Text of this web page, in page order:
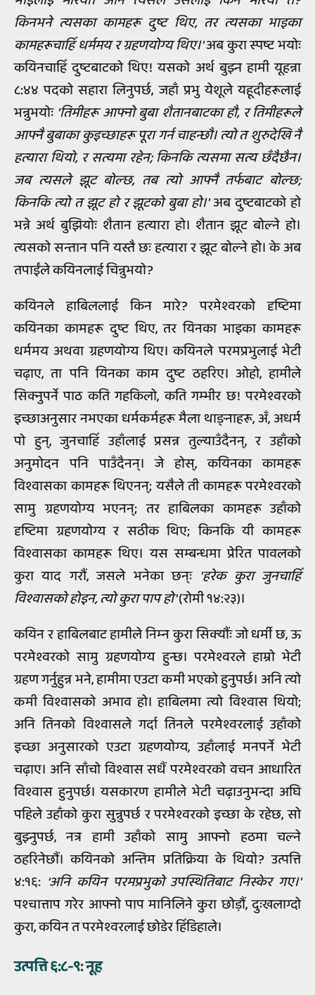
किनभने त्यसका कामहरू दुष्ट थिए, तर त्यसका भाइका
कामहरूचाहिँ धर्ममय र ग्रहणयोग्य थिए।'अब कुरा स्पष्ट भयोः
कयिनचाहिँ दुष्टबाटको थिए! यसको अर्थ बुझ्न हामी यूहन्ना
८:४४ पदको सहारा लिनुपर्छ, जहाँ प्रभु येशूले यहूदीहरूलाई
भन्नुभयोः'तिमीहरू आफ्नो बुबा शैतानबाटका हौ, र तिमीहरूले
आफ्नै बुबाका कुइच्छाहरू पूरा गर्न चाहन्छौ। त्यो त शुरुदेखि नै
हत्यारा थियो, र सत्यमा रहेन; किनकि त्यसमा सत्य छँदैछैन।
जब त्यसले झूट बोल्छ, तब त्यो आफ्नै तर्फबाट बोल्छ;
किनकि त्यो त झूट हो र झूटको बुबा हो।'अब दुष्टबाटको हो
भन्ने अर्थ बुझियोः शैतान हत्यारा हो। शैतान झूट बोल्ने हो।
त्यसको सन्तान पनि यस्तै छः हत्यारा र झूट बोल्ने हो। के अब
तपाईंले कयिनलाई चिन्नुभयो?
कयिनले हाबिललाई किन मारे? परमेश्वरको दृष्टिमा
कयिनका कामहरू दुष्ट थिए, तर यिनका भाइका कामहरू
धर्ममय अथवा ग्रहणयोग्य थिए। कयिनले परमप्रभुलाई भेटी
चढ़ाए, ता पनि यिनका काम दुष्ट ठहरिए। ओहो, हामीले
सिक्नुपर्ने पाठ कति गहकिलो, कति गम्भीर छ! परमेश्वरको
इच्छाअनुसार नभएका धर्मकर्महरू मैला थाङ्नाहरू, अँ, अधर्म
पो हुन्, जुनचाहिँ उहाँलाई प्रसन्न तुल्याउँदैनन्, र उहाँको
अनुमोदन पनि पाउँदैनन्। जे होस्, कयिनका कामहरू
विश्वासका कामहरू थिएनन्; यसैले ती कामहरू परमेश्वरको
सामु ग्रहणयोग्य भएनन्; तर हाबिलका कामहरू उहाँको
दृष्टिमा ग्रहणयोग्य र सठीक थिए; किनकि यी कामहरू
विश्वासका कामहरू थिए। यस सम्बन्धमा प्रेरित पावलको
कुरा याद गरौं, जसले भनेका छन्ः 'हरेक कुरा जुनचाहिँ
विश्वासको होइन, त्यो कुरा पाप हो'(रोमी १४:२३)।
कयिन र हाबिलबाट हामीले निम्‍न कुरा सिक्यौंः जो धर्मी छ, ऊ
परमेश्वरको सामु ग्रहणयोग्य हुन्छ। परमेश्वरले हाम्रो भेटी
ग्रहण गर्नुहुन्न भने, हामीमा एउटा कमी भएको हुनुपर्छ। अनि त्यो
कमी विश्वासको अभाव हो। हाबिलमा त्यो विश्वास थियो;
अनि तिनको विश्वासले गर्दा तिनले परमेश्वरलाई उहाँको
इच्छा अनुसारको एउटा ग्रहणयोग्य, उहाँलाई मनपर्ने भेटी
चढ़ाए। अनि साँचो विश्वास सधैं परमेश्वरको वचन आधारित
विश्वास हुनुपर्छ। यसकारण हामीले भेटी चढ़ाउनुभन्दा अघि
पहिले उहाँको कुरा सुन्नुपर्छ र परमेश्वरको इच्छा के रहेछ, सो
बुझ्नुपर्छ, नत्र हामी उहाँको सामु आफ्नो हठमा चल्ने
ठहरिनेछौं। कयिनको अन्तिम प्रतिक्रिया के थियो? उत्पत्ति
४:१६: ‘अनि कयिन परमप्रभुको उपस्थितिबाट निस्केर गए।'
पश्चात्ताप गरेर आफ्नो पाप मानिलिने कुरा छोड़ौं, दुःखलाग्दो
कुरा, कयिन त परमेश्वरलाई छोडेर हिँडिहाले।
उत्पत्ति ६:८-९: नूह